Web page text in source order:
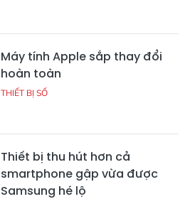
Máy tính Apple sắp thay đổi
hoàn toàn
THIẾT BỊ SỐ
Thiết bị thu hút hơn cả
smartphone gập vừa được
Samsung hé lộ